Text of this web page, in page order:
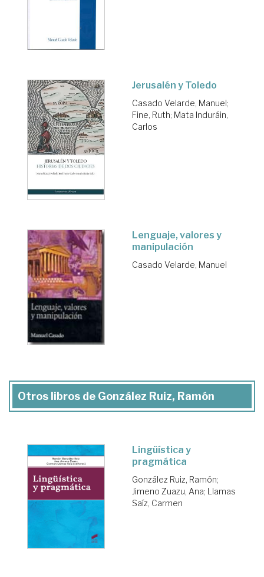
Jerusalén y Toledo
Casado Velarde, Manuel;
Fine, Ruth; Mata Induráin,
Carlos
Lenguaje, valores y
manipulación
Casado Velarde, Manuel
Otros libros de González Ruiz, Ramón
Lingüística y
pragmática
González Ruiz, Ramón;
Jimeno Zuazu, Ana; Llamas
Saíz, Carmen